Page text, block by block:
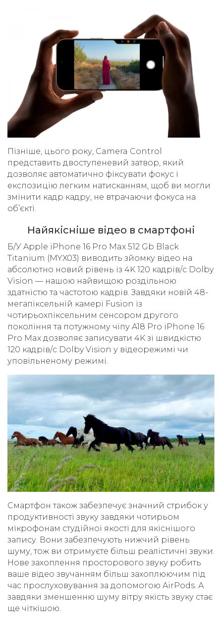
Пізніше, цього року, Camera Control
представить двоступеневий затвор, який
дозволяє автоматично фіксувати фокус і
експозицію легким натисканням, щоб ви могли
змінити кадр кадру, не втрачаючи фокуса на
об’єкті.
Найякісніше відео в смартфоні
Б/У Apple iPhone 16 Pro Max 512 Gb Black
Titanium (MYX03) виводить зйомку відео на
абсолютно новий рівень із 4K 120 кадрів/с Dolby
Vision — нашою найвищою роздільною
здатністю та частотою кадрів. Завдяки новій 48-
мегапіксельній камері Fusion із
чотирьохпіксельним сенсором другого
покоління та потужному чіпу A18 Pro iPhone 16
Pro Max дозволяє записувати 4K зі швидкістю
120 кадрів/с Dolby Vision у відеорежимі чи
уповільненому режимі.
Смартфон також забезпечує значний стрибок у
продуктивності звуку завдяки чотирьом
мікрофонам студійної якості для якіснішого
запису. Вони забезпечують нижчий рівень
шуму, тож ви отримуєте більш реалістичні звуки.
Нове захоплення просторового звуку робить
ваше відео звучанням більш захоплюючим під
час прослуховування за допомогою AirPods. А
завдяки зменшенню шуму вітру якість звуку стає
ще чіткішою.